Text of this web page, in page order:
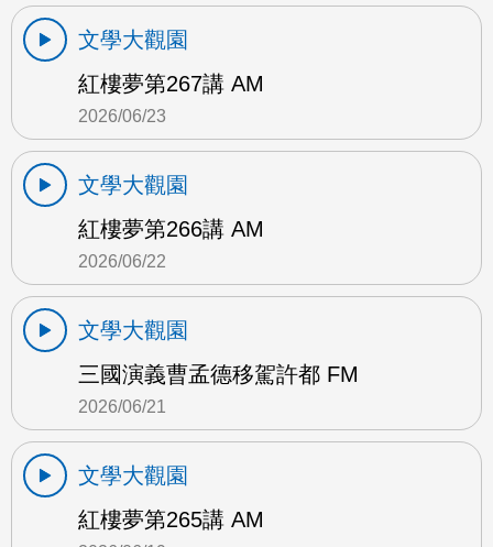
文學大觀園
紅樓夢第267講 AM
2026/06/23
文學大觀園
紅樓夢第266講 AM
2026/06/22
文學大觀園
三國演義曹孟德移駕許都 FM
2026/06/21
文學大觀園
紅樓夢第265講 AM